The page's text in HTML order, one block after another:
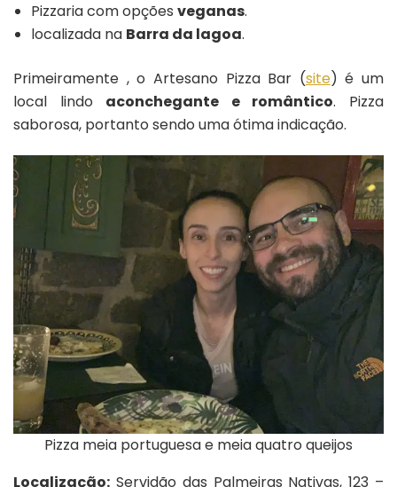
Pizzaria com opções veganas.
localizada na Barra da lagoa.
Primeiramente , o Artesano Pizza Bar (site) é um
local lindo aconchegante e romântico. Pizza
saborosa, portanto sendo uma ótima indicação.
Pizza meia portuguesa e meia quatro queijos
Localização: Servidão das Palmeiras Nativas, 123 –